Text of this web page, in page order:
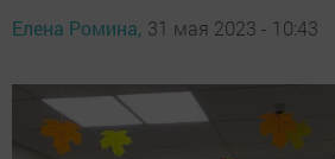
Елена Ромина, 31 мая 2023 - 10:43